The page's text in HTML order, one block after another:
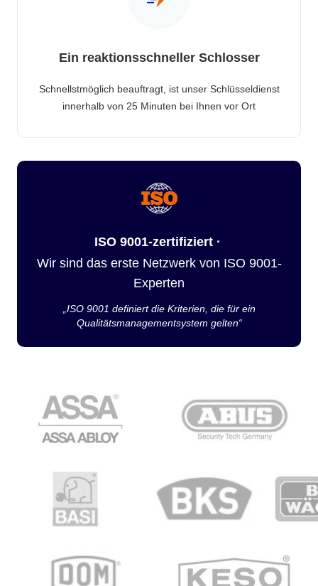
Ein reaktionsschneller Schlosser
Schnellstmöglich beauftragt, ist unser Schlüsseldienst
innerhalb von 25 Minuten bei Ihnen vor Ort
ISO 9001-zertifiziert ·
Wir sind das erste Netzwerk von ISO 9001-
Experten
„ISO 9001 definiert die Kriterien, die für ein
Qualitätsmanagementsystem gelten“